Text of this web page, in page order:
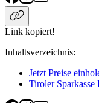
Link kopiert!
Inhaltsverzeichnis:
Jetzt Preise
Tiroler